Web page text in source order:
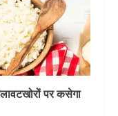
पर कसेगा